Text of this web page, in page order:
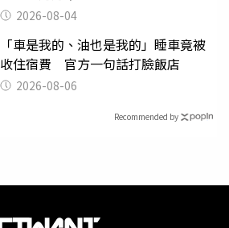
2026-08-04
「車是我的、油也是我的」睡車竟被
收住宿費 官方一句話打臉飯店
2026-08-06
Recommended by